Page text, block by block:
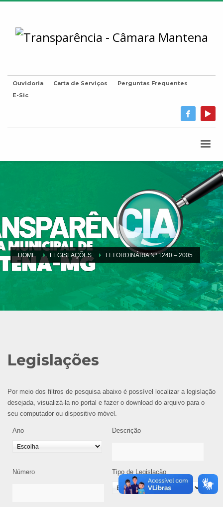
Ouvidoria Carta de Serviços
Perguntas Frequentes
E-Sic
HOME LEGISLAÇÕES LEI ORDINÁRIA Nº 1240 – 2005
Legislações
Por meio dos filtros de pesquisa abaixo é possível localizar a legislação
desejada, visualizá-la no portal e fazer o download do arquivo para o
seu computador ou dispositivo móvel.
Ano Descrição
Número Tipo de Legislação